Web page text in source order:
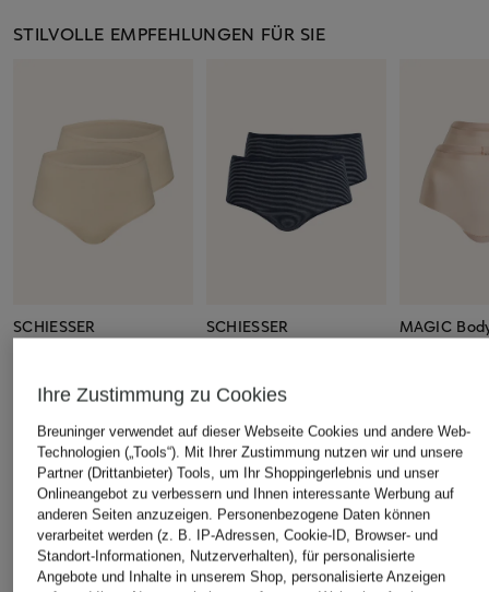
STILVOLLE EMPFEHLUNGEN FÜR SIE
SCHIESSER
19,95 €
SCHIESSER
34,99 €
MAGIC
ÄHNLICHE ARTIKEL ENTDECKEN
Ihre Zustimmung zu Cookies
Breuninger verwendet auf dieser Webseite Cookies und andere Web-
Technologien („Tools“). Mit Ihrer Zustimmung nutzen wir und unsere
Partner (Drittanbieter) Tools, um Ihr Shoppingerlebnis und unser
Onlineangebot zu verbessern und Ihnen interessante Werbung auf
anderen Seiten anzuzeigen. Personenbezogene Daten können
verarbeitet werden (z. B. IP-Adressen, Cookie-ID, Browser- und
Standort-Informationen, Nutzerverhalten), für personalisierte
Angebote und Inhalte in unserem Shop, personalisierte Anzeigen